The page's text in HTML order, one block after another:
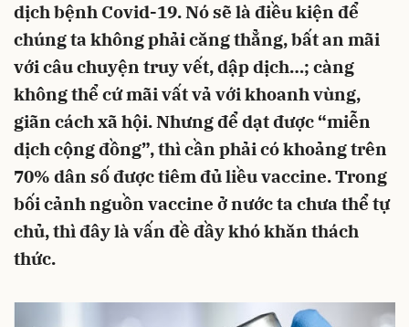
dịch bệnh Covid-19. Nó sẽ là điều kiện để
chúng ta không phải căng thẳng, bất an mãi
với câu chuyện truy vết, dập dịch…; càng
không thể cứ mãi vất vả với khoanh vùng,
giãn cách xã hội. Nhưng để dạt được “miễn
dịch cộng đồng”, thì cần phải có khoảng trên
70% dân số được tiêm đủ liều vaccine. Trong
bối cảnh nguồn vaccine ở nước ta chưa thể tự
chủ, thì đây là vấn đề đầy khó khăn thách
thức.